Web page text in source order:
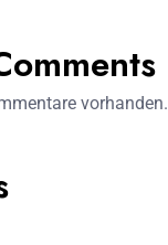
vorhanden.